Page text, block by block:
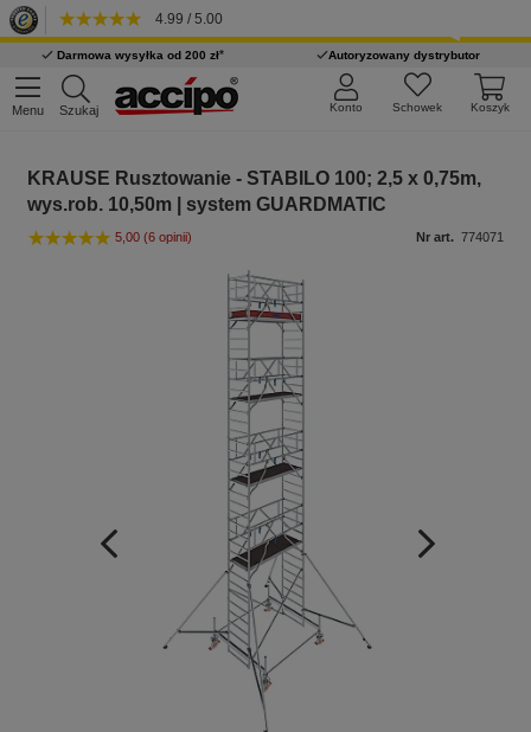
4.99 / 5.00
Darmowa wysyłka od 200 zł* Autoryzowany dystrybutor
Menu Szukaj Koszyk
Schowek
Konto
KRAUSE Rusztowanie - STABILO 100; 2,5 x 0,75m,
wys.rob. 10,50m | system GUARDMATIC
5,00 (6 opinii) Nr art. 774071